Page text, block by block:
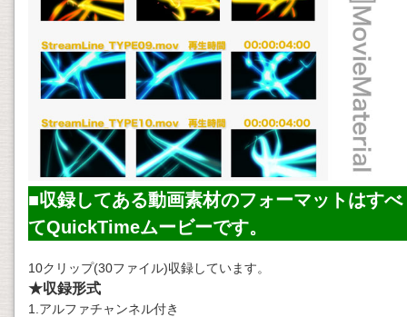
■収録してある動画素材のフォーマットはすべ
てQuickTimeムービーです。
10クリップ(30ファイル)収録しています。
★収録形式
1.アルファチャンネル付き